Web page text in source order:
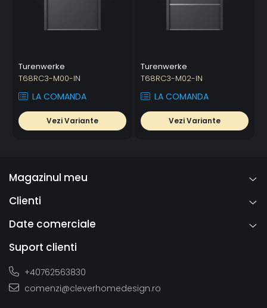
Turenwerke
T68RC3-M00-IN
LA COMANDA
Vezi Variante
Turenwerke
T68RC3-M02-IN
LA COMANDA
Vezi Variante
Magazinul meu
Clienti
Date comerciale
Suport clienti
+40762563830
comenzi@cleverhomedesign.ro